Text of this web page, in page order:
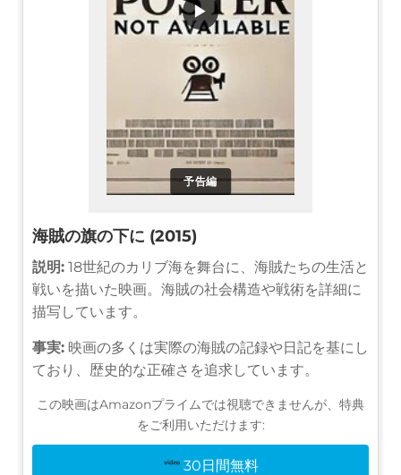
予告編
▶
海賊の旗の下に (2015)
説明: 18世紀のカリブ海を舞台に、海賊たちの生活と
戦いを描いた映画。海賊の社会構造や戦術を詳細に
描写しています。
事実: 映画の多くは実際の海賊の記録や日記を基にし
ており、歴史的な正確さを追求しています。
この映画はAmazonプライムでは視聴できませんが、特典
をご利用いただけます:
30日間無料